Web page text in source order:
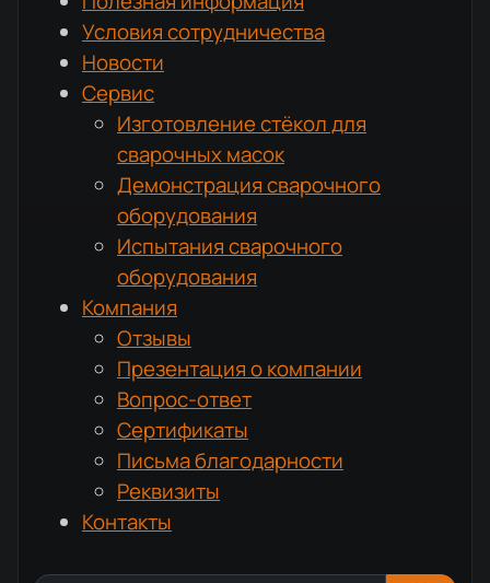
Условия сотрудничества
Новости
Сервис
Изготовление стёкол для
сварочных масок
Демонстрация сварочного
оборудования
Испытания сварочного
оборудования
Компания
Отзывы
Презентация о компании
Вопрос-ответ
Сертификаты
Письма благодарности
Реквизиты
Контакты